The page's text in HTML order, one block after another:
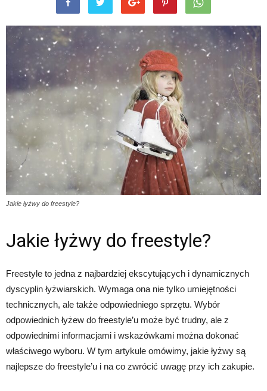
Jakie łyżwy do freestyle?
Jakie łyżwy do freestyle?
Freestyle to jedna z najbardziej ekscytujących i dynamicznych
dyscyplin łyżwiarskich. Wymaga ona nie tylko umiejętności
technicznych, ale także odpowiedniego sprzętu. Wybór
odpowiednich łyżew do freestyle’u może być trudny, ale z
odpowiednimi informacjami i wskazówkami można dokonać
właściwego wyboru. W tym artykule omówimy, jakie łyżwy są
najlepsze do freestyle’u i na co zwrócić uwagę przy ich zakupie.